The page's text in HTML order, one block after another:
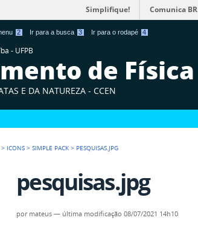
2 Ir para a busca 3 Ir para o rodapé 4
Simplifique! Comunica BR
- UFPB
de Física
E DA NATUREZA - CCEN
> ICONS >SIMPLE PACK > PESQUISAS.JPG
pesquisas.jpg
por mateus — última modificação 08/07/2021 14h10